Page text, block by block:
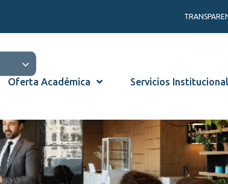
Oferta Académica Servicios